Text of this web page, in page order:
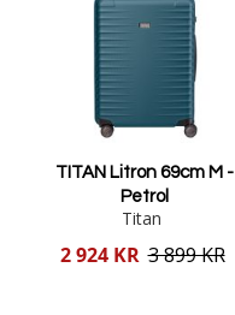
TITAN Litron 69cm M -
Petrol
Titan
Reducerat
2 924 KR 3 899 KR